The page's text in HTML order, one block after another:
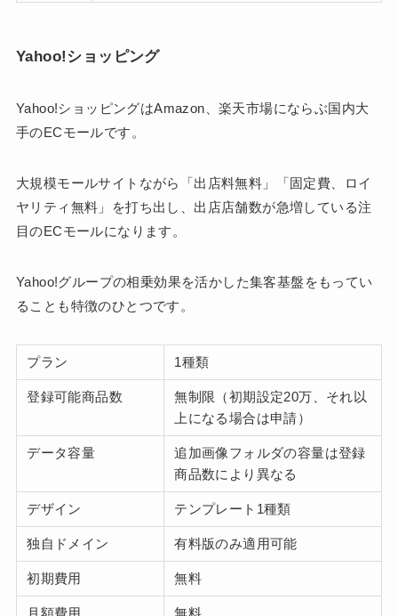
Yahoo!ショッピング
Yahoo!ショッピングはAmazon、楽天市場にならぶ国内大
手のECモールです。
大規模モールサイトながら「出店料無料」「固定費、ロイ
ヤリティ無料」を打ち出し、出店店舗数が急増している注
目のECモールになります。
Yahoo!グループの相乗効果を活かした集客基盤をもってい
ることも特徴のひとつです。
プラン 1種類
登録可能商品数
無制限（初期設定20万、それ以
上になる場合は申請）
データ容量
追加画像フォルダの容量は登録
商品数により異なる
デザイン テンプレート1種類
独自ドメイン 有料版のみ適用可能
初期費用 無料
月額費用 無料